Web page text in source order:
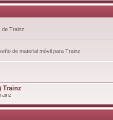
de Trainz
de material móvil para Trainz
Trainz